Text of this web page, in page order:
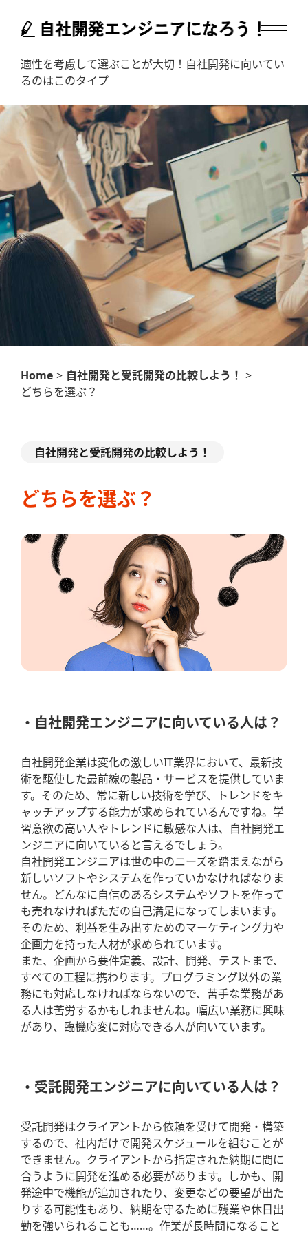
適性を考慮して選ぶことが大切！自社開発に向いてい
るのはこのタイプ
Home > 自社開発と受託開発の比較しよう！ >
どちらを選ぶ？
自社開発と受託開発の比較しよう！
どちらを選ぶ？
自社開発エンジニアに向いている人は？
自社開発企業は変化の激しいIT業界において、最新技
術を駆使した最前線の製品・サービスを提供していま
す。そのため、常に新しい技術を学び、トレンドをキ
ャッチアップする能力が求められているんですね。学
習意欲の高い人やトレンドに敏感な人は、自社開発エ
ンジニアに向いていると言えるでしょう。
自社開発エンジニアは世の中のニーズを踏まえながら
新しいソフトやシステムを作っていかなければなりま
せん。どんなに自信のあるシステムやソフトを作って
も売れなければただの自己満足になってしまいます。
そのため、利益を生み出すためのマーケティング力や
企画力を持った人材が求められています。
また、企画から要件定義、設計、開発、テストまで、
すべての工程に携わります。プログラミング以外の業
務にも対応しなければならないので、苦手な業務があ
る人は苦労するかもしれませんね。幅広い業務に興味
があり、臨機応変に対応できる人が向いています。
受託開発エンジニアに向いている人は？
受託開発はクライアントから依頼を受けて開発・構築
するので、社内だけで開発スケジュールを組むことが
できません。クライアントから指定された納期に間に
合うように開発を進める必要があります。しかも、開
発途中で機能が追加されたり、変更などの要望が出た
りする可能性もあり、納期を守るために残業や休日出
勤を強いられることも……。作業が長時間になること